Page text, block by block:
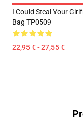
I Could Steal Your
Bag TP0509
22,95 € - 27,55 €